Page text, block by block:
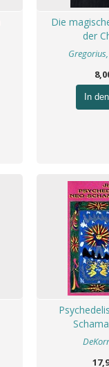
Die
der
In